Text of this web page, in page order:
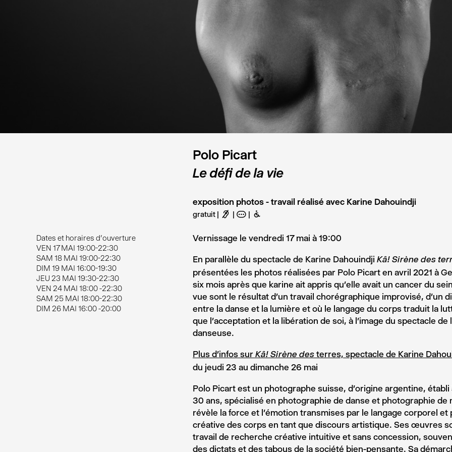
Polo Picart
Le défi de la vie
exposition photos - travail réalisé avec Karine Dahouindji
gratuit F A B
Dates et horaires d'ouverture
VEN 17 MAI 19:00-22:30
SAM 18 MAI 19:00-22:30
DIM 19 MAI 16:00-19:30
JEU 23 MAI 19:30-22:30
VEN 24 MAI 18:00 -22:30
SAM 25 MAI 18:00-22:30
DIM 26 MAI 16:00 -20:00
Vernissage le vendredi 17 mai à 19:00
En parallèle du spectacle de Karine Dahouindji Kâ! Sirène des
présentées les photos réalisées par Polo Picart en avril 2021 à
six mois après que karine ait appris qu’elle avait un cancer du
vue sont le résultat d’un travail chorégraphique improvisé, d’un
entre la danse et la lumière et où le langage du corps traduit la
que l’acceptation et la libération de soi, à l’image du spectacle
danseuse.
Plus d’infos sur Kâ! Sirène des terres, spectacle de Karine
du jeudi 23 au dimanche 26 mai
Polo Picart est un photographe suisse, d’origine argentine,
30 ans, spécialisé en photographie de danse et photographie de
révèle la force et l’émotion transmises par le langage corporel et
créative des corps en tant que discours artistique. Ses œuvres
travail de recherche créative intuitive et sans concession,
des dictats et des tabous de la société bien-pensante. Sa